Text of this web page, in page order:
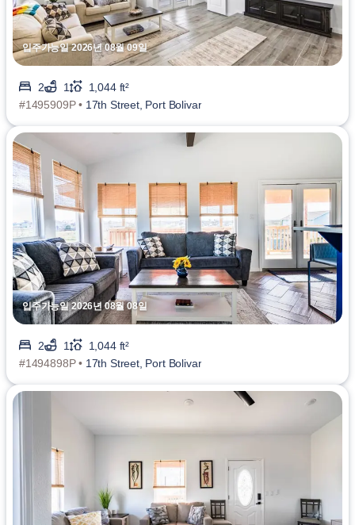
입주가능일 2026년 08월 09일
2 1
1,044 ft²
#1495909P • 17th Street, Port Bolivar
입주가능일 2026년 08월 08일
2 1
1,044 ft²
#1494898P • 17th Street, Port Bolivar